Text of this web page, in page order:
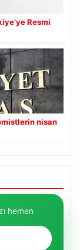
Resmi
nisan
hemen